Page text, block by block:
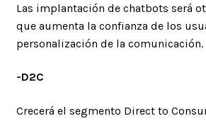
Las implantación de chatbots será
que aumenta la confianza de los
personalización de la comunicación.
-D2C
Crecerá el segmento Direct to